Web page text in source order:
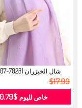
شال الخيزران 70281-07 أرجواني...
$17.99
خاص لليوم$10.79